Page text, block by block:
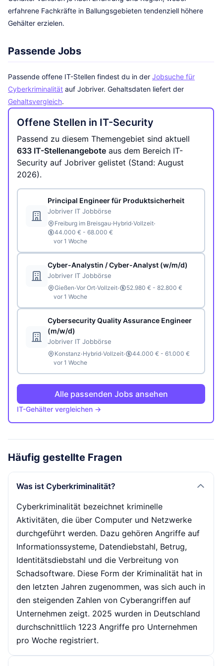
erfahrene Fachkräfte in Ballungsgebieten tendenziell höhere
Gehälter erzielen.
Passende Jobs
Passende offene IT-Stellen findest du in der Jobsuche für
Cyberkriminalität auf Jobriver. Gehaltsdaten liefert der
Gehaltsvergleich.
Offene Stellen in IT-Security
Passend zu diesem Themengebiet sind aktuell
633 IT-Stellenangebote aus dem Bereich IT-
Security auf Jobriver gelistet (Stand: August
2026).
Principal Engineer für Produktsicherheit
Jobriver IT Jobbörse
Freiburg im Breisgau·Hybrid·Vollzeit·
44.000 € - 68.000 €
vor 1 Woche
Cyber-Analystin / Cyber-Analyst (w/m/d)
Jobriver IT Jobbörse
Gießen·Vor Ort·Vollzeit·
52.980 € - 82.800 €
vor 1 Woche
Cybersecurity Quality Assurance Engineer
(m/w/d)
Jobriver IT Jobbörse
Konstanz·Hybrid·Vollzeit·
44.000 € - 61.000 €
vor 1 Woche
Alle passenden Jobs ansehen
IT-Gehälter vergleichen →
Häufig gestellte Fragen
Was ist Cyberkriminalität?
Cyberkriminalität bezeichnet kriminelle
Aktivitäten, die über Computer und Netzwerke
durchgeführt werden. Dazu gehören Angriffe auf
Informationssysteme, Datendiebstahl, Betrug,
Identitätsdiebstahl und die Verbreitung von
Schadsoftware. Diese Form der Kriminalität hat in
den letzten Jahren zugenommen, was sich auch in
den steigenden Zahlen von Cyberangriffen auf
Unternehmen zeigt. 2025 wurden in Deutschland
durchschnittlich 1223 Angriffe pro Unternehmen
pro Woche registriert.